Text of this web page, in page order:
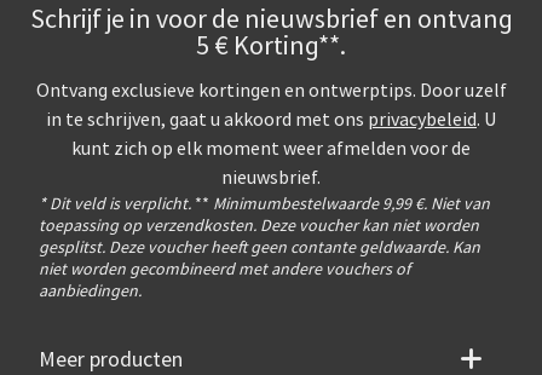
Schrijf je in voor de nieuwsbrief en ontvang
5 € Korting**.
Ontvang exclusieve kortingen en ontwerptips. Door uzelf
in te schrijven, gaat u akkoord met ons privacybeleid. U
kunt zich op elk moment weer afmelden voor de
nieuwsbrief.
* Dit veld is verplicht. ** Minimumbestelwaarde 9,99 €. Niet van
toepassing op verzendkosten. Deze voucher kan niet worden
gesplitst. Deze voucher heeft geen contante geldwaarde. Kan
niet worden gecombineerd met andere vouchers of
aanbiedingen.
Meer producten